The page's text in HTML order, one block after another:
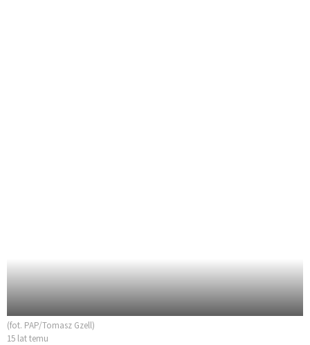
(fot. PAP/Tomasz Gzell)
15 lat temu